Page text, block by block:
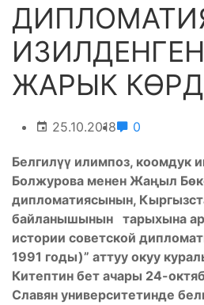
ЖАРЫК
25.10.2018 0
Белгилүү илимпоз, коомдук
Болжурова менен Жаңыл
дипломатиясынын,
байланышынын тарыхына
истории советской
1991 годы)” аттуу окуу
Китептин бет ачары 24-
Славян университетинде